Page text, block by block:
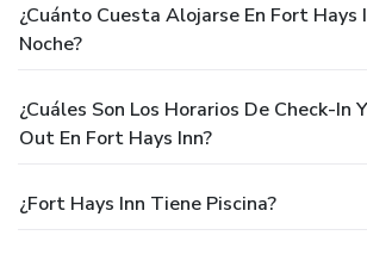
¿Cuánto Cuesta Alojarse En Fort Hays
Noche?
¿Cuáles Son Los Horarios De Check-In
Out En Fort Hays Inn?
¿Fort Hays Inn Tiene Piscina?